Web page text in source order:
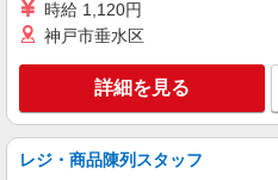
残業代支給 ★交
+゜・。○。・
ィブ支給(規定有) ★月2回払い・週払い可能（
有）★ ゜・。○
福岡県福岡
キープ
時給 1,120円
神戸市垂水区
詳細を見る
レジ・商品陳列スタッフ